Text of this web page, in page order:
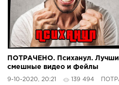
ПОТРАЧЕНО. Психанул.
смешные видео и фейлы
9-10-2020, 20:21 139 494